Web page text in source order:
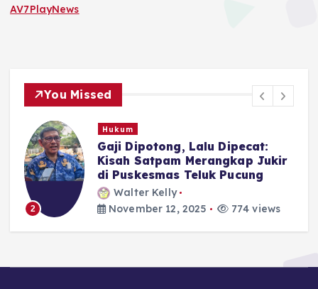
AV7PlayNews
You Missed
2
Hukum
Gaji Dipotong, Lalu Dipecat:
Kisah Satpam Merangkap Jukir
di Puskesmas Teluk Pucung
Walter Kelly
November 12, 2025
774 views